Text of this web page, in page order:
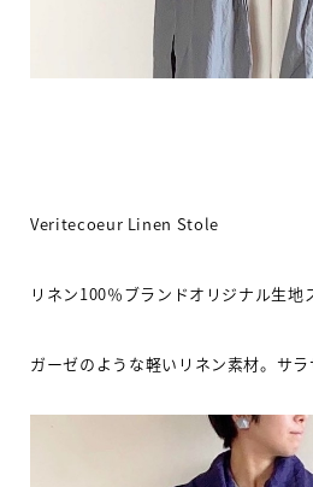
Veritecoeur Linen Stole
リネン100％ブランドオリジナル生地
ガーゼのような軽いリネン素材。サラ